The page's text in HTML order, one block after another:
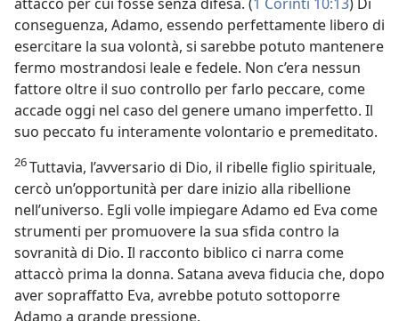
conseguenza, Adamo, essendo perfettamente libero di
esercitare la sua volontà, si sarebbe potuto mantenere
fermo mostrandosi leale e fedele. Non c’era nessun
fattore oltre il suo controllo per farlo peccare, come
accade oggi nel caso del genere umano imperfetto. Il
suo peccato fu interamente volontario e premeditato.
26Tuttavia, l’avversario di Dio, il ribelle figlio spirituale,
cercò un’opportunità per dare inizio alla ribellione
nell’universo. Egli volle impiegare Adamo ed Eva come
strumenti per promuovere la sua sfida contro la
sovranità di Dio. Il racconto biblico ci narra come
attaccò prima la donna. Satana aveva fiducia che, dopo
aver sopraffatto Eva, avrebbe potuto sottoporre
Adamo a grande pressione.